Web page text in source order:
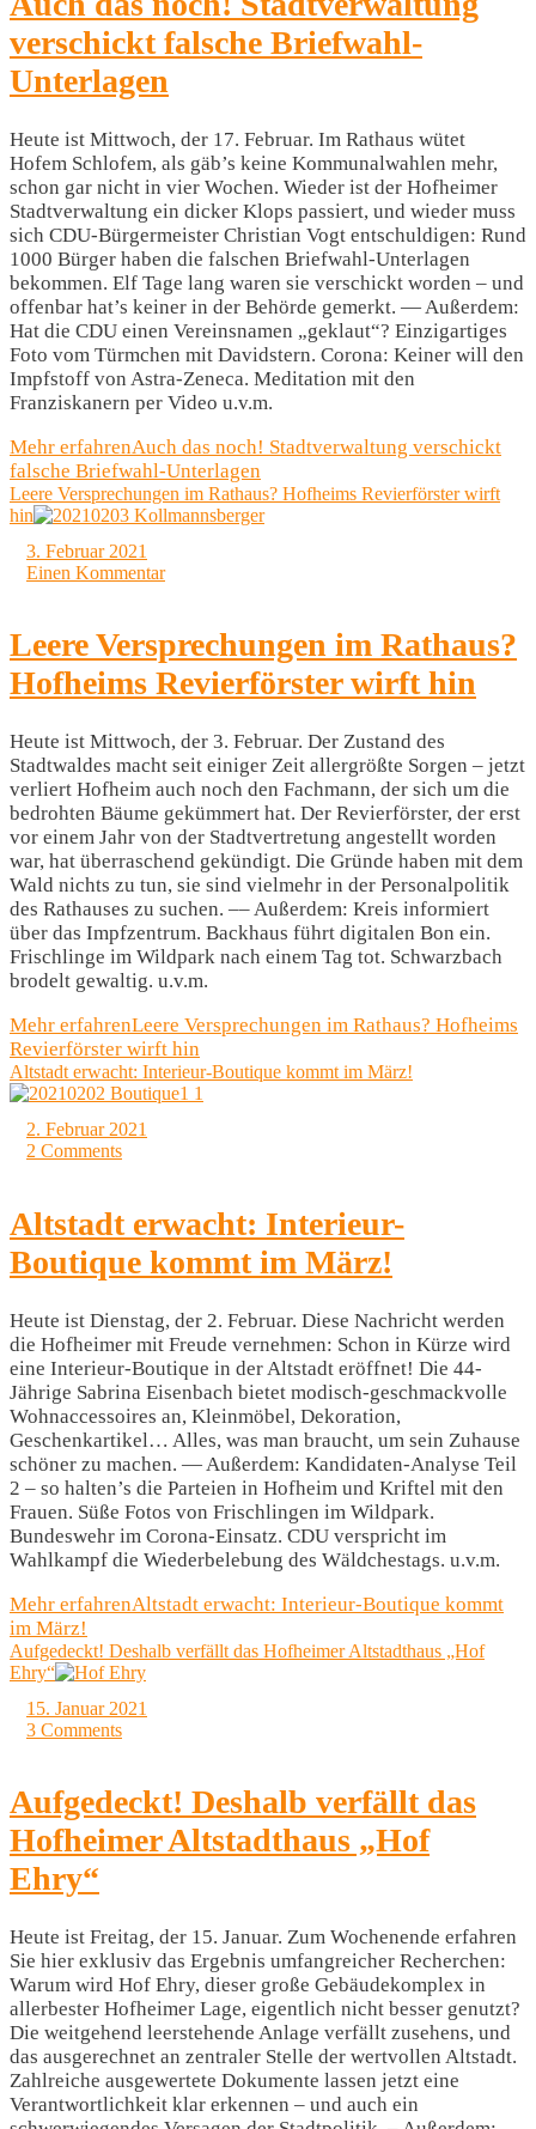
verschickt falsche Briefwahl-
Unterlagen
Heute ist Mittwoch, der 17. Februar. Im Rathaus wütet
Hofem Schlofem, als gäb’s keine Kommunalwahlen mehr,
schon gar nicht in vier Wochen. Wieder ist der Hofheimer
Stadtverwaltung ein dicker Klops passiert, und wieder muss
sich CDU-Bürgermeister Christian Vogt entschuldigen: Rund
1000 Bürger haben die falschen Briefwahl-Unterlagen
bekommen. Elf Tage lang waren sie verschickt worden – und
offenbar hat’s keiner in der Behörde gemerkt. — Außerdem:
Hat die CDU einen Vereinsnamen „geklaut“? Einzigartiges
Foto vom Türmchen mit Davidstern. Corona: Keiner will den
Impfstoff von Astra-Zeneca. Meditation mit den
Franziskanern per Video u.v.m.
Mehr erfahrenAuch das noch! Stadtverwaltung verschickt
falsche Briefwahl-Unterlagen
Leere Versprechungen im Rathaus? Hofheims Revierförster wirft
hin
3. Februar 2021
Einen Kommentar
Leere Versprechungen im Rathaus?
Hofheims Revierförster wirft hin
Heute ist Mittwoch, der 3. Februar. Der Zustand des
Stadtwaldes macht seit einiger Zeit allergrößte Sorgen – jetzt
verliert Hofheim auch noch den Fachmann, der sich um die
bedrohten Bäume gekümmert hat. Der Revierförster, der erst
vor einem Jahr von der Stadtvertretung angestellt worden
war, hat überraschend gekündigt. Die Gründe haben mit dem
Wald nichts zu tun, sie sind vielmehr in der Personalpolitik
des Rathauses zu suchen. –– Außerdem: Kreis informiert
über das Impfzentrum. Backhaus führt digitalen Bon ein.
Frischlinge im Wildpark nach einem Tag tot. Schwarzbach
brodelt gewaltig. u.v.m.
Mehr erfahrenLeere Versprechungen im Rathaus? Hofheims
Revierförster wirft hin
Altstadt erwacht: Interieur-Boutique kommt im März!
2. Februar 2021
2 Comments
Altstadt erwacht: Interieur-
Boutique kommt im März!
Heute ist Dienstag, der 2. Februar. Diese Nachricht werden
die Hofheimer mit Freude vernehmen: Schon in Kürze wird
eine Interieur-Boutique in der Altstadt eröffnet! Die 44-
Jährige Sabrina Eisenbach bietet modisch-geschmackvolle
Wohnaccessoires an, Kleinmöbel, Dekoration,
Geschenkartikel… Alles, was man braucht, um sein Zuhause
schöner zu machen. — Außerdem: Kandidaten-Analyse Teil
2 – so halten’s die Parteien in Hofheim und Kriftel mit den
Frauen. Süße Fotos von Frischlingen im Wildpark.
Bundeswehr im Corona-Einsatz. CDU verspricht im
Wahlkampf die Wiederbelebung des Wäldchestags. u.v.m.
Mehr erfahrenAltstadt erwacht: Interieur-Boutique kommt
im März!
Aufgedeckt! Deshalb verfällt das Hofheimer Altstadthaus „Hof
Ehry“
15. Januar 2021
3 Comments
Aufgedeckt! Deshalb verfällt das
Hofheimer Altstadthaus „Hof
Ehry“
Heute ist Freitag, der 15. Januar. Zum Wochenende erfahren
Sie hier exklusiv das Ergebnis umfangreicher Recherchen:
Warum wird Hof Ehry, dieser große Gebäudekomplex in
allerbester Hofheimer Lage, eigentlich nicht besser genutzt?
Die weitgehend leerstehende Anlage verfällt zusehens, und
das ausgerechnet an zentraler Stelle der wertvollen Altstadt.
Zahlreiche ausgewertete Dokumente lassen jetzt eine
Verantwortlichkeit klar erkennen – und auch ein